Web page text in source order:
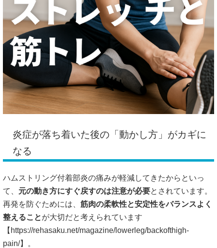
炎症が落ち着いた後の「動かし方」がカギに
なる
ハムストリング付着部炎の痛みが軽減してきたからといっ
て、 元の動き方にすぐ戻すのは注意が必要とされています。
再発を防ぐためには、 筋肉の柔軟性と安定性をバランスよく
整えることが大切だと考えられています
【 https://rehasaku.net/magazine/lowerleg/backofthigh-
pain/】。